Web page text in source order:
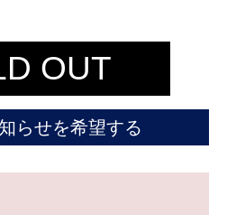
ューダー パネライ
OUT
らせを希望する